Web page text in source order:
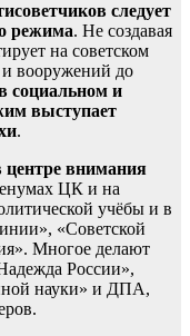
следует
режима. Не создавая
на советском
вооружений до
социальном и
выступает
.
центре внимания
ЦК и на
учёбы и в
«Советской
Многое делают
России»,
науки» и ДПА,